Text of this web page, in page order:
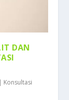
DAN
| Konsultasi